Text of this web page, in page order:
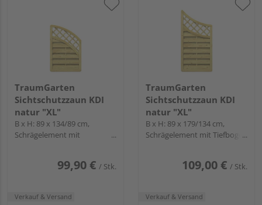
TraumGarten
Sichtschutzzaun KDI
natur "XL"
B x H: 89 x 134/89 cm,
Schrägelement mit
99,90 € / Stk.
Verkauf & Versand
TraumGarten
Sichtschutzzaun KDI
natur "XL"
B x H: 89 x 179/134 cm,
Schrägelement mit Tiefbogen
109,00 € / Stk.
Verkauf & Versand